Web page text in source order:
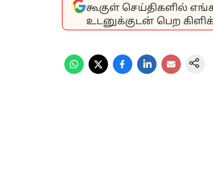
கூகுள் செய்திகளில்
உடனுக்குடன் பெற